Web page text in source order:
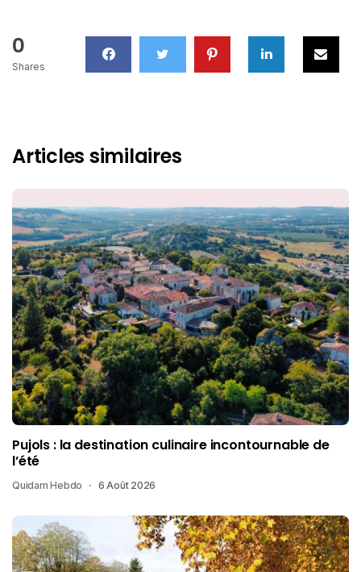
0
Shares
Articles similaires
Pujols : la destination culinaire incontournable de
l’été
Quidam Hebdo 6 Août 2026